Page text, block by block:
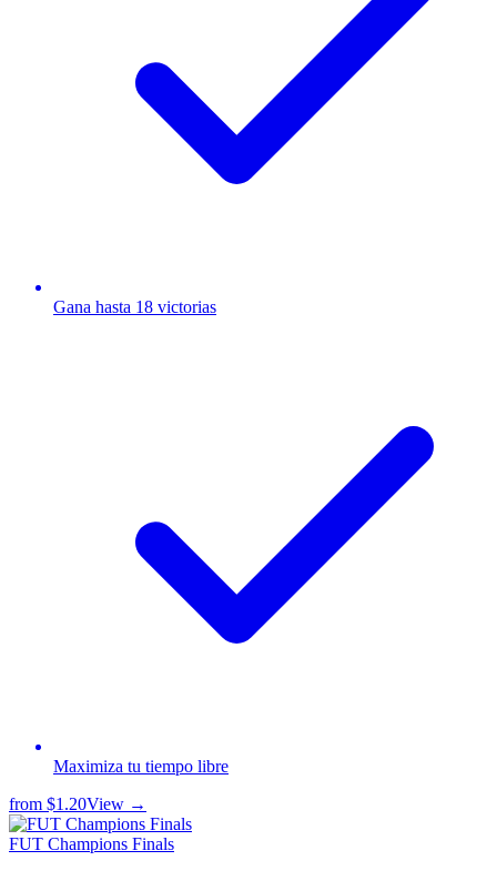
Gana hasta 18 victorias
Maximiza tu tiempo libre
from $1.20View →
FUT Champions Finals